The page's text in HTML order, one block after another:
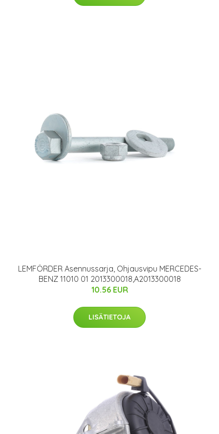
LEMFÖRDER Asennussarja, Ohjausvipu MERCEDES-
BENZ 11010 01 2013300018,A2013300018
10.56 EUR
LISÄTIETOJA